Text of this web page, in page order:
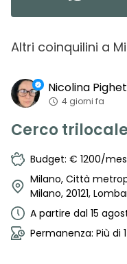
Altri coinquilini a
Nicolina
4 giorni fa
Cerco trilocale
Budget: € 1200/
Milano, Città
Milano, 20121,
A partire dal 15
Permanenza: Più di